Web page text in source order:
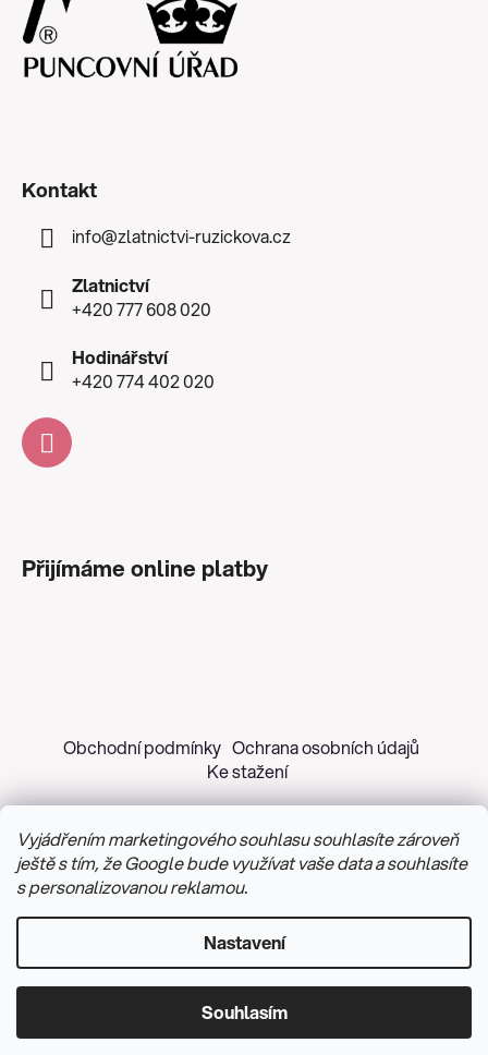
Vyjádřením marketingového souhlasu souhlasíte zároveň
ještě s tím, že Google bude využívat vaše data a souhlasíte
s personalizovanou reklamou.
Nastavení
Souhlasím
Kontakt
info@zlatnictvi-ruzickova.cz
Zlatnictví
+420 777 608 020
Hodinářství
+420 774 402 020
Přijímáme online platby
Obchodní podmínky Ochrana osobních údajů
Ke stažení
Vytvořil Shoptet&PekneWeby
Upravit nastavení cookies